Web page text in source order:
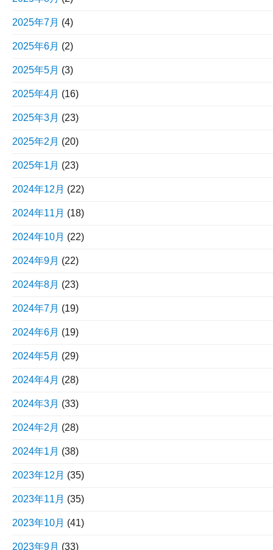
2025年7月 (4)
2025年6月 (2)
2025年5月 (3)
2025年4月 (16)
2025年3月 (23)
2025年2月 (20)
2025年1月 (23)
2024年12月 (22)
2024年11月 (18)
2024年10月 (22)
2024年9月 (22)
2024年8月 (23)
2024年7月 (19)
2024年6月 (19)
2024年5月 (29)
2024年4月 (28)
2024年3月 (33)
2024年2月 (28)
2024年1月 (38)
2023年12月 (35)
2023年11月 (35)
2023年10月 (41)
2023年9月 (33)